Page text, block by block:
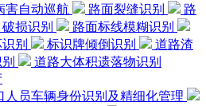
害自动巡航
路面裂缝识别
路
损识别
路面标线模糊识别
别
标识牌倾倒识别
道路渣
道路大体积遗落物识别
人员车辆身份识别及精细化管理